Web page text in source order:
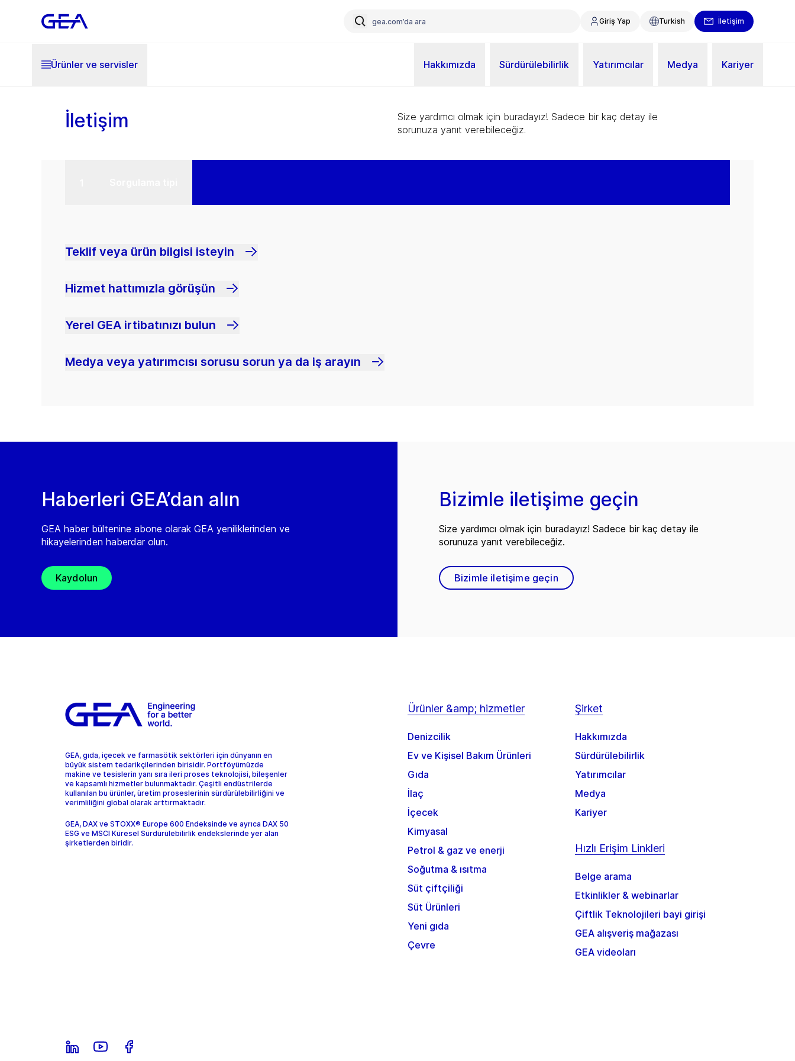
Giriş Yap Turkish İletişim
Ürünler ve servisler Hakkımızda Sürdürülebilirlik Yatırımcılar Medya Kariyer
İletişim
Size yardımcı olmak için buradayız! Sadece bir kaç detay ile
sorunuza yanıt verebileceğiz.
Teklif veya ürün bilgisi isteyin
Hizmet hattımızla görüşün
Yerel GEA irtibatınızı bulun
Medya veya yatırımcısı sorusu sorun ya da iş arayın
Haberleri GEA’dan alın
GEA haber bültenine abone olarak GEA yeniliklerinden ve
hikayelerinden haberdar olun.
Kaydolun
Bizimle iletişime geçin
Size yardımcı olmak için buradayız! Sadece bir kaç detay ile
sorunuza yanıt verebileceğiz.
Bizimle iletişime geçin
GEA, gıda, içecek ve farmasötik sektörleri için dünyanın en
büyük sistem tedarikçilerinden birisidir. Portföyümüzde
makine ve tesislerin yanı sıra ileri proses teknolojisi, bileşenler
ve kapsamlı hizmetler bulunmaktadır. Çeşitli endüstrilerde
kullanılan bu ürünler, üretim proseslerinin sürdürülebilirliğini ve
verimliliğini global olarak arttırmaktadır.
GEA, DAX ve STOXX® Europe 600 Endeksinde ve ayrıca DAX 50
ESG ve MSCI Küresel Sürdürülebilirlik endekslerinde yer alan
şirketlerden biridir.
Ürünler &amp; hizmetler
Denizcilik
Ev ve Kişisel Bakım Ürünleri
Gıda
İlaç
İçecek
Kimyasal
Petrol & gaz ve enerji
Soğutma & ısıtma
Süt çiftçiliği
Süt Ürünleri
Yeni gıda
Çevre
Şirket
Hakkımızda
Sürdürülebilirlik
Yatırımcılar
Medya
Kariyer
Hızlı Erişim Linkleri
Belge arama
Etkinlikler & webinarlar
Çiftlik Teknolojileri bayi girişi
GEA alışveriş mağazası
GEA videoları